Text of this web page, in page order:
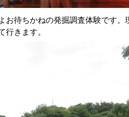
待ちかねの発掘調査体験です。
行きます。